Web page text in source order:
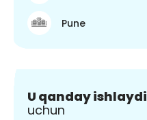
Pune
U qanday ishlaydi
uchun